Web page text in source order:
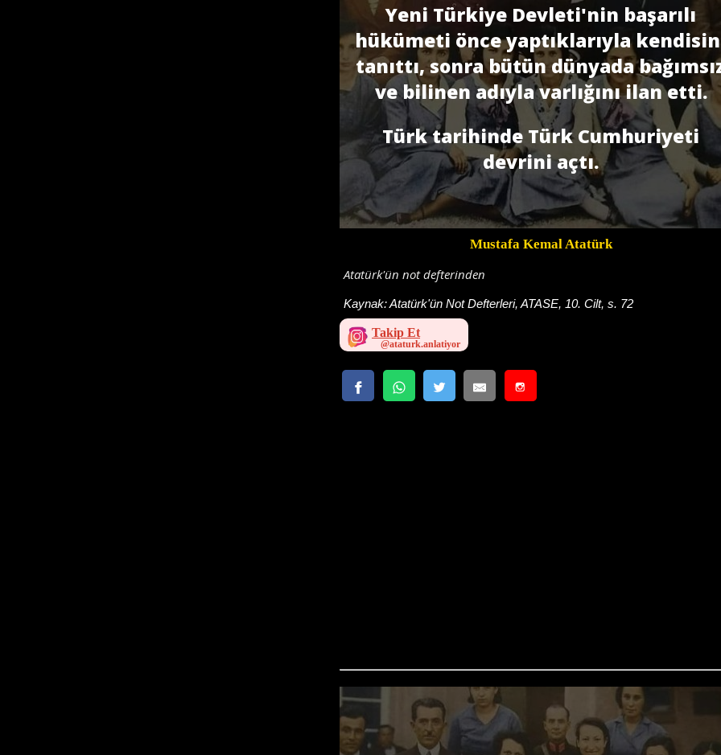
Yeni Türkiye Devleti'nin başarılı
hükümeti önce yaptıklarıyla
tanıttı, sonra bütün dünyada
ve bilinen adıyla varlığını ilan etti.
Türk tarihinde Türk Cumhuriyeti
devrini açtı.
Mustafa Kemal Atatürk
Atatürk'ün not defterinden
Kaynak:Atatürk'ün Not Defterleri, ATASE, 10. Cilt, s. 72
Takip Et